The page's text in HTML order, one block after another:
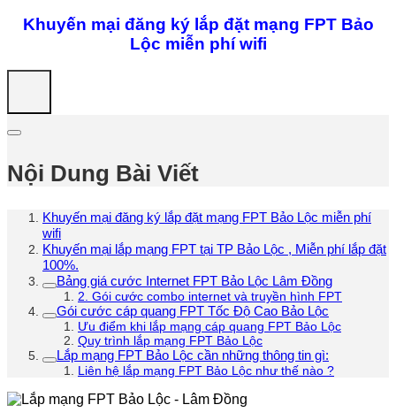
Khuyến mại đăng ký lắp đặt mạng FPT Bảo
Lộc miễn phí wifi
Nội Dung Bài Viết
Khuyến mại đăng ký lắp đặt mạng FPT Bảo Lộc miễn phí
wifi
Khuyến mại lắp mạng FPT tại TP Bảo Lộc , Miễn phí lắp đặt
100%.
Bảng giá cước Internet FPT Bảo Lộc Lâm Đồng
2. Gói cước combo internet và truyền hình FPT
Gói cước cáp quang FPT Tốc Độ Cao Bảo Lộc
Ưu điểm khi lắp mạng cáp quang FPT Bảo Lộc
Quy trình lắp mạng FPT Bảo Lộc
Lắp mạng FPT Bảo Lộc cần những thông tin gì:
Liên hệ lắp mạng FPT Bảo Lộc như thế nào ?